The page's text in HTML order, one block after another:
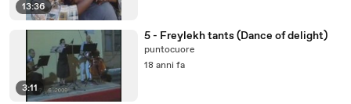
13:36
3:11
5 - Freylekh tants (Dance of delight)
puntocuore
18 anni fa